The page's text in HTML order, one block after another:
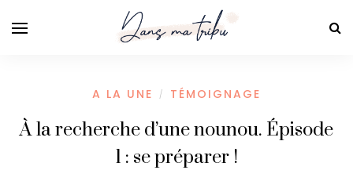
A LA UNE / TÉMOIGNAGE
À la recherche d’une nounou. Épisode
1 : se préparer !